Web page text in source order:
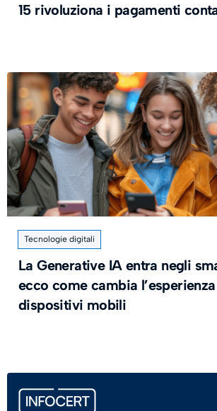
15 rivoluziona i pagamenti
Tecnologie digitali
La Generative IA entra negli
ecco come cambia
dispositivi mobili